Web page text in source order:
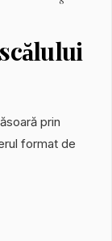
prin
format de